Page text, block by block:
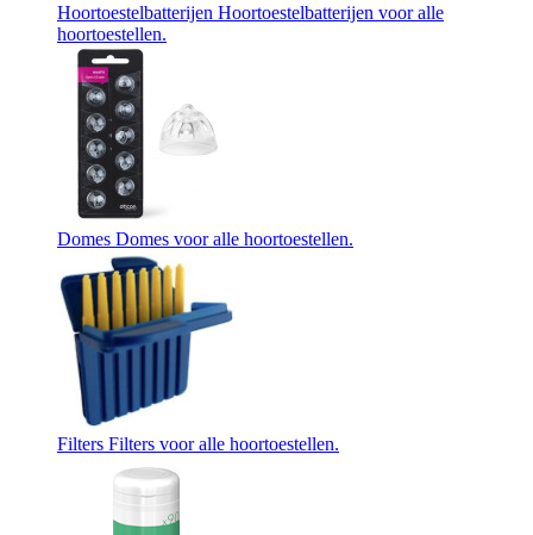
Hoortoestelbatterijen Hoortoestelbatterijen voor alle
hoortoestellen.
Domes Domes voor alle hoortoestellen.
Filters Filters voor alle hoortoestellen.